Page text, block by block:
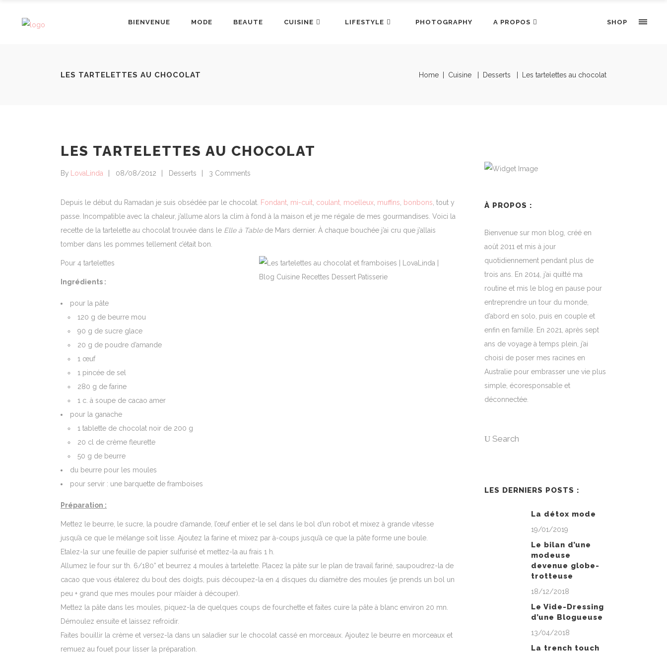
BIENVENUE MODE BEAUTE CUISINE LIFESTYLE PHOTOGRAPHY A PROPOS SHOP
LES TARTELETTES AU CHOCOLAT Home Cuisine Desserts Les tartelettes au chocolat
LES TARTELETTES AU CHOCOLAT
By LovaLinda 08/08/2012 Desserts 3 Comments
Depuis le début du Ramadan je suis obsédée par le chocolat. Fondant mi-cuit coulant, moelleux muffins bonbons , tout y
passe. Incompatible avec la chaleur, j’allume alors la clim à fond à la maison et je me régale de mes gourmandises. Voici la
recette de la tartelette au chocolat trouvée dans le Elle à Tablede Mars dernier. À chaque bouchée j’ai cru que j’allais
tomber dans les pommes tellement c’était bon.
Pour 4 tartelettes
Ingrédients :
pour la pâte
120 g de beurre mou
90 g de sucre glace
20 g de poudre d’amande
1 œuf
1 pincée de sel
280 g de farine
1 c. à soupe de cacao amer
pour la ganache
1 tablette de chocolat noir de 200 g
20 cl de crème fleurette
50 g de beurre
du beurre pour les moules
pour servir : une barquette de framboises
Préparation :
Mettez le beurre, le sucre, la poudre d’amande, l’œuf entier et le sel dans le bol d’un robot et mixez à grande vitesse
jusqu’à ce que le mélange soit lisse. Ajoutez la farine et mixez par à-coups jusqu’à ce que la pâte forme une boule.
Etalez-la sur une feuille de papier sulfurisé et mettez-la au frais 1 h.
Allumez le four sur th. 6/180° et beurrez 4 moules à tartelette. Placez la pâte sur le plan de travail fariné, saupoudrez-la de
cacao que vous étalerez du bout des doigts, puis découpez-la en 4 disques du diamètre des moules (je prends un bol un
peu + grand que mes moules pour m’aider à découper).
Mettez la pâte dans les moules, piquez-la de quelques coups de fourchette et faites cuire la pâte à blanc environ 20 mn.
Démoulez ensuite et laissez refroidir.
Faites bouillir la crème et versez-la dans un saladier sur le chocolat cassé en morceaux. Ajoutez le beurre en morceaux et
remuez au fouet pour lisser la préparation.
À PROPOS :
Bienvenue sur mon blog, créé en
août 2011 et mis à jour
quotidiennement pendant plus de
trois ans. En 2014, j’ai quitté ma
routine et mis le blog en pause pour
entreprendre un tour du monde,
d’abord en solo, puis en couple et
enfin en famille. En 2021, après sept
ans de voyage à temps plein, j’ai
choisi de poser mes racines en
Australie pour embrasser une vie plus
simple, écoresponsable et
déconnectée.
Search
LES DERNIERS POSTS :
La détox mode
19/01/2019
Le bilan d’une
modeuse
devenue globe-
trotteuse
18/12/2018
Le Vide-Dressing
d’une Blogueuse
13/04/2018
La trench touch